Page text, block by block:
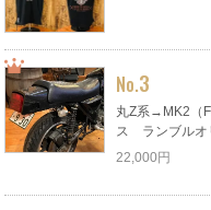
No.3
丸Z系→MK2（
ス ランブルオ
22,000円